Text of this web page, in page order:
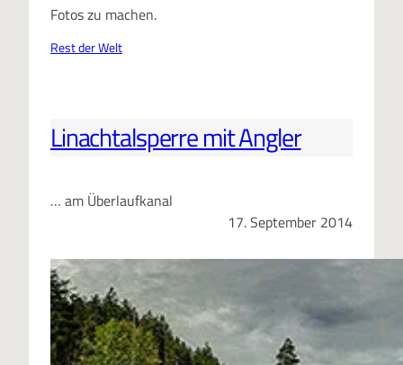
Fotos zu machen.
Rest der Welt
Linachtalsperre mit Angler
… am Überlaufkanal
17. September 2014